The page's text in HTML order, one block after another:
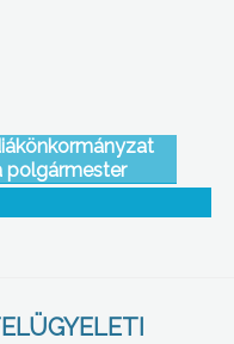
polgármester
síelni az abasári